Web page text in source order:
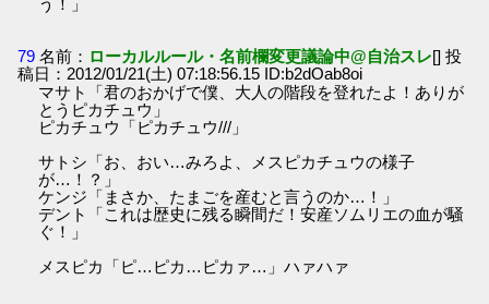
う！」
79 名前： ローカルルール・名前欄変更議論中@自治スレ[] 投
稿日：2012/01/21(土) 07:18:56.15 ID:b2dOab8oi
マサト「君のおかげで僕、大人の階段を登れたよ！ありが
とうピカチュウ」
ピカチュウ「ピカチュウ///」
サトシ「お、おい…みろよ、メスピカチュウの様子
が…！？」
ケンジ「まさか、たまごを産むと言うのか…！」
デント「これは歴史に残る瞬間だ！安産ソムリエの血が騒
ぐ！」
メスピカ「ピ…ピカ…ピカァ…」ハァハァ